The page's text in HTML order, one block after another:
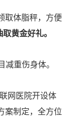
取体脂秤，方便
黄金好礼。
重伤身体。
网医院开设体
案制定，全方位